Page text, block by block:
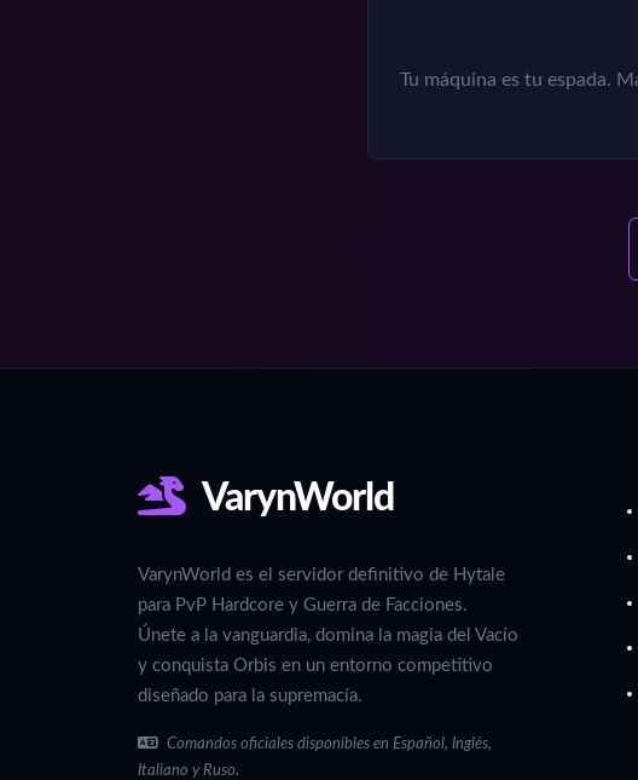
Tu máquina es tu espada.
VarynWorld
VarynWorld es el servidor definitivo de Hytale
para PvP Hardcore y Guerra de Facciones.
Únete a la vanguardia, domina la magia del Vacío
y conquista Orbis en un entorno competitivo
diseñado para la supremacía.
Comandos oficiales disponibles en Español, Inglés,
Italiano y Ruso.